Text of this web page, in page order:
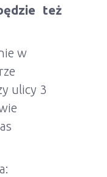
też
w
ulicy 3